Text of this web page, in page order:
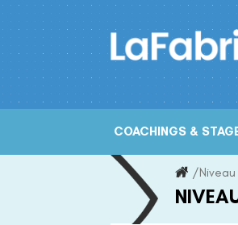
Skip
to
COACHINGS &
/Niveau